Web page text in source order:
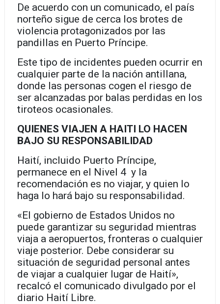
De acuerdo con un comunicado, el país
norteño sigue de cerca los brotes de
violencia protagonizados por las
pandillas en Puerto Príncipe.
Este tipo de incidentes pueden ocurrir en
cualquier parte de la nación antillana,
donde las personas cogen el riesgo de
ser alcanzadas por balas perdidas en los
tiroteos ocasionales.
QUIENES VIAJEN A HAITI LO HACEN
BAJO SU RESPONSABILIDAD
Haití, incluido Puerto Príncipe,
permanece en el Nivel 4 y la
recomendación es no viajar, y quien lo
haga lo hará bajo su responsabilidad.
«El gobierno de Estados Unidos no
puede garantizar su seguridad mientras
viaja a aeropuertos, fronteras o cualquier
viaje posterior. Debe considerar su
situación de seguridad personal antes
de viajar a cualquier lugar de Haití»,
recalcó el comunicado divulgado por el
diario Haití Libre.